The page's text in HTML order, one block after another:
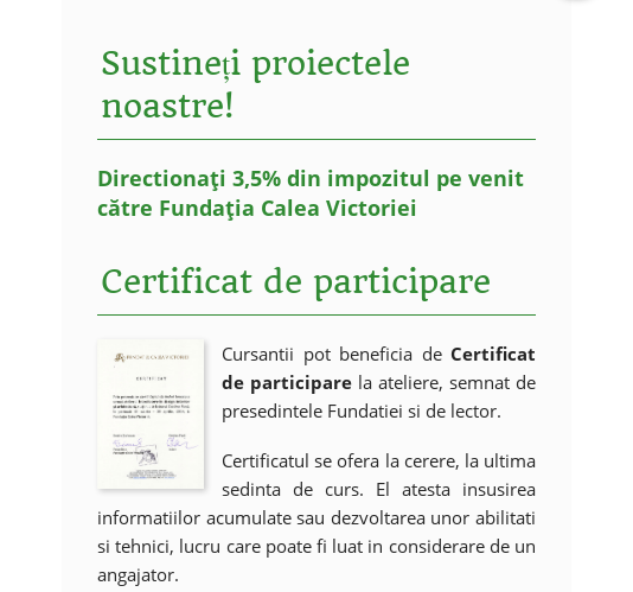
Sustineți proiectele
noastre!
Directionați 3,5% din impozitul pe venit
către Fundația Calea Victoriei
Certificat de participare
Cursantii pot beneficia de Certificat
de participare la ateliere, semnat de
presedintele Fundatiei si de lector.
Certificatul se ofera la cerere, la ultima
sedinta de curs. El atesta insusirea
informatiilor acumulate sau dezvoltarea unor abilitati
si tehnici, lucru care poate fi luat in considerare de un
angajator.